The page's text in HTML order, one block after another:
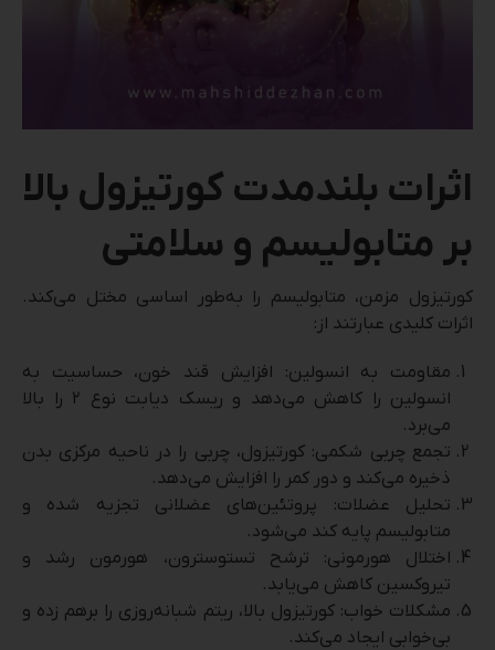
اثرات بلندمدت کورتیزول بالا
بر متابولیسم و سلامتی
کورتیزول مزمن، متابولیسم را به‌طور اساسی مختل می‌کند.
اثرات کلیدی عبارتند از:
مقاومت به انسولین: افزایش قند خون، حساسیت به
انسولین را کاهش می‌دهد و ریسک دیابت نوع ۲ را بالا
می‌برد.
تجمع چربی شکمی: کورتیزول، چربی را در ناحیه مرکزی بدن
ذخیره می‌کند و دور کمر را افزایش می‌دهد.
تحلیل عضلات: پروتئین‌های عضلانی تجزیه شده و
متابولیسم پایه کند می‌شود.
اختلال هورمونی: ترشح تستوسترون، هورمون رشد و
تیروکسین کاهش می‌یابد.
مشکلات خواب: کورتیزول بالا، ریتم شبانه‌روزی را برهم زده و
بی‌خوابی ایجاد می‌کند.